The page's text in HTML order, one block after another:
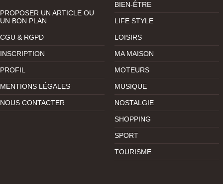
PROPOSER UN ARTICLE OU
UN BON PLAN
CGU & RGPD
INSCRIPTION
PROFIL
MENTIONS LÉGALES
NOUS CONTACTER
BIEN-ÊTRE
LIFE STYLE
LOISIRS
MA MAISON
MOTEURS
MUSIQUE
NOSTALGIE
SHOPPING
SPORT
TOURISME